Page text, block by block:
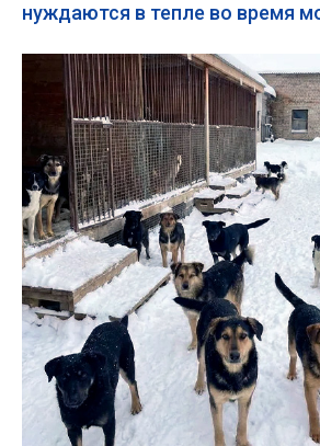
нуждаются в тепле во время